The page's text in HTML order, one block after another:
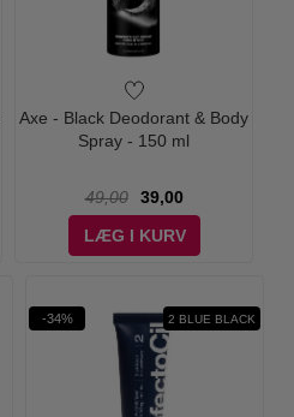
Axe - Black Deodorant & Body
Spray - 150 ml
49,00
39,00
LÆG I KURV
-34% 2 BLUE BLACK